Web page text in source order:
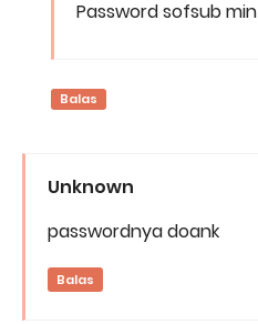
Password sofsub min
Balas
Unknown
passwordnya doank
Balas